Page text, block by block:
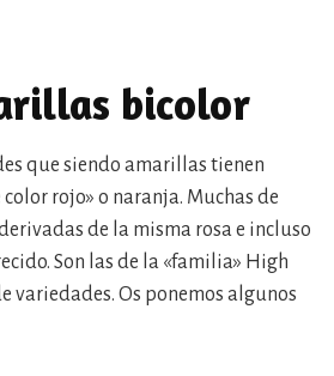
bicolor
que siendo amarillas tienen
rojo» o naranja. Muchas de
de la misma rosa e incluso
Son las de la «familia» High
variedades. Os ponemos algunos